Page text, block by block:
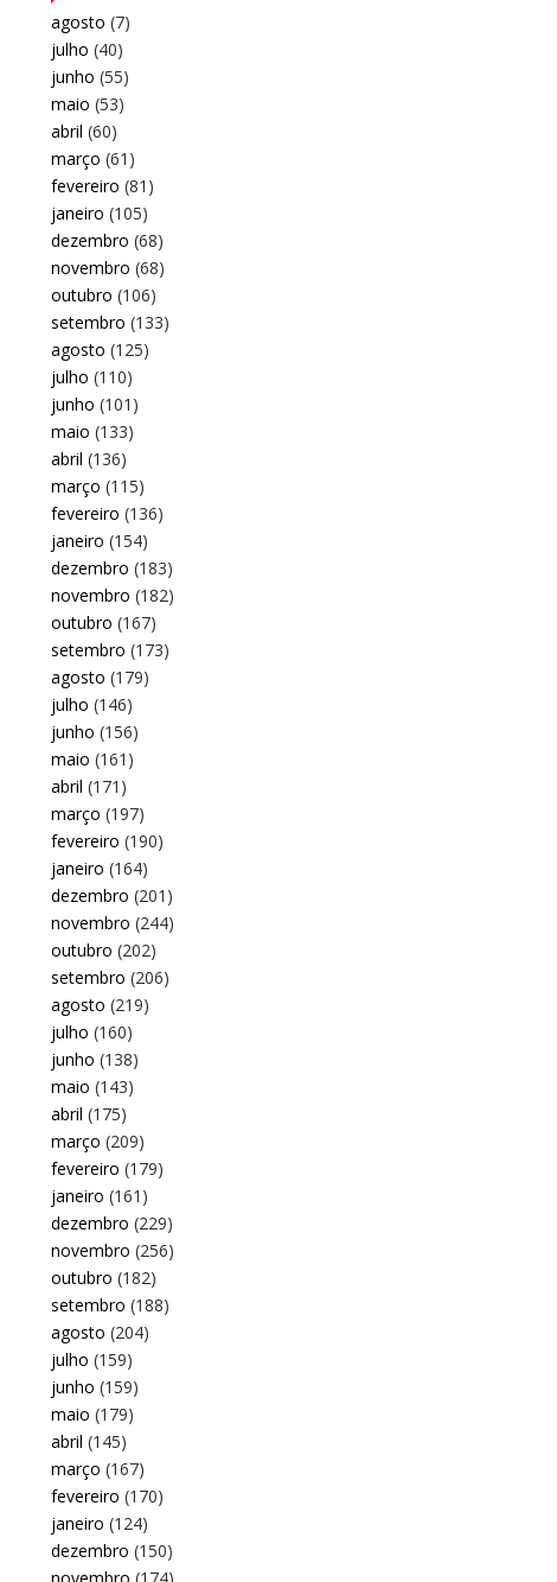
agosto (7)
julho (40)
junho (55)
maio (53)
abril (60)
março (61)
fevereiro (81)
janeiro (105)
dezembro (68)
novembro (68)
outubro (106)
setembro (133)
agosto (125)
julho (110)
junho (101)
maio (133)
abril (136)
março (115)
fevereiro (136)
janeiro (154)
dezembro (183)
novembro (182)
outubro (167)
setembro (173)
agosto (179)
julho (146)
junho (156)
maio (161)
abril (171)
março (197)
fevereiro (190)
janeiro (164)
dezembro (201)
novembro (244)
outubro (202)
setembro (206)
agosto (219)
julho (160)
junho (138)
maio (143)
abril (175)
março (209)
fevereiro (179)
janeiro (161)
dezembro (229)
novembro (256)
outubro (182)
setembro (188)
agosto (204)
julho (159)
junho (159)
maio (179)
abril (145)
março (167)
fevereiro (170)
janeiro (124)
dezembro (150)
novembro (174)